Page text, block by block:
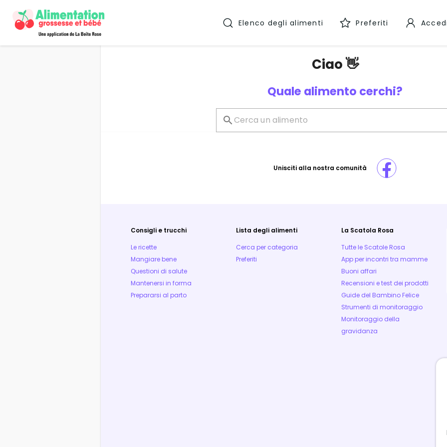
Elenco degli alimenti Preferiti
Ciao 👋
Quale alimento cerchi?
Unisciti alla nostra comunità
Consigli e trucchi
Le ricette
Mangiare bene
Questioni di salute
Mantenersi in forma
Prepararsi al parto
Lista degli alimenti
Cerca per categoria
Preferiti
La Scatola Rosa
Tutte le Scatole Rosa
App per incontri tra mamme
Buoni affari
Recensioni e test dei prodotti
Guide del Bambino Felice
Strumenti di monitoraggio
Monitoraggio della
gravidanza